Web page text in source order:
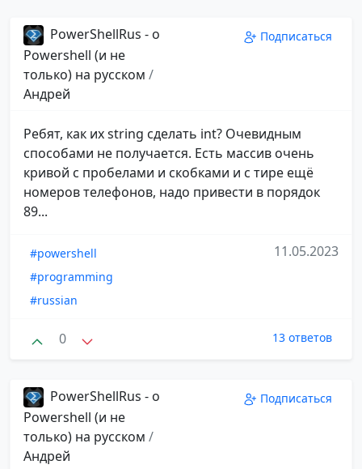
PowerShellRus - о
Powershell (и не
только) на русском /
Андрей
Подписаться
Ребят, как их string сделать int? Очевидным
способами не получается. Есть массив очень
кривой с пробелами и скобками и с тире ещё
номеров телефонов, надо привести в порядок
89...
#powershell
#programming
#russian
11.05.2023
0 13 ответов
PowerShellRus - о
Powershell (и не
только) на русском /
Андрей
Подписаться